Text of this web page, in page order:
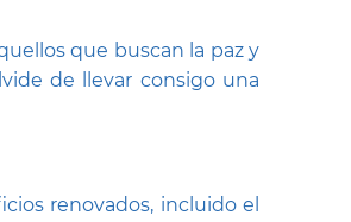
que buscan la paz y
de llevar consigo una
renovados, incluido el